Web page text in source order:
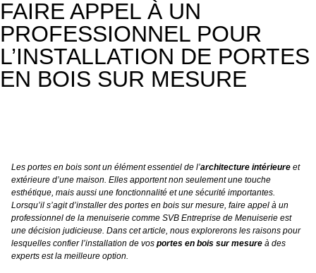
FAIRE APPEL À UN
PROFESSIONNEL POUR
L’INSTALLATION DE PORTES
EN BOIS SUR MESURE
Les portes en bois sont un élément essentiel de l’architecture intérieure et
extérieure d’une maison. Elles apportent non seulement une touche
esthétique, mais aussi une fonctionnalité et une sécurité importantes.
Lorsqu’il s’agit d’installer des portes en bois sur mesure, faire appel à un
professionnel de la menuiserie comme SVB Entreprise de Menuiserie est
une décision judicieuse. Dans cet article, nous explorerons les raisons pour
lesquelles confier l’installation de vos portes en bois sur mesure à des
experts est la meilleure option.